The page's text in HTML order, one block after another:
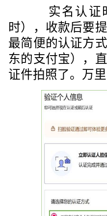
实名认证时
时），收款后要
最简便的认证方
东的支付宝），
证件拍照了。万